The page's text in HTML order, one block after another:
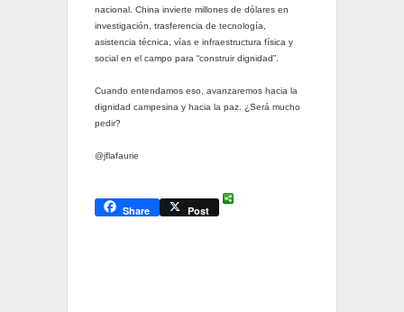
nacional. China invierte millones de dólares en
investigación, trasferencia de tecnología,
asistencia técnica, vías e infraestructura física y
social en el campo para “construir dignidad”.
Cuando entendamos eso, avanzaremos hacia la
dignidad campesina y hacia la paz. ¿Será mucho
pedir?
@jflafaurie
Share Post